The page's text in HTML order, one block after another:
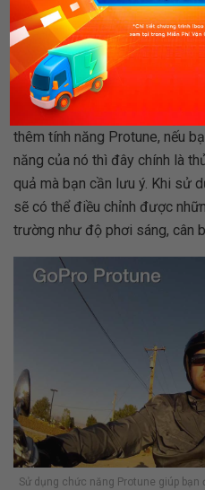
(127 độ) hoặc hẹp hơn (90
vời nhất.
Sử dụng công cụ hỗ
Từ các dòng sản phẩm Hero
thêm tính năng Protune, nếu
năng của nó thì đây chính là
quả mà bạn cần lưu ý. Khi sử
sẽ có thể điều chỉnh được
trường như độ phơi sáng, cân
Sử dụng chức năng Protune giúp